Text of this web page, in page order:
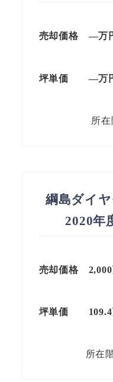
売却価格 —
坪単価 —万
所
綱島ダイ
2020年
売却価格
坪単価 109.4
所在